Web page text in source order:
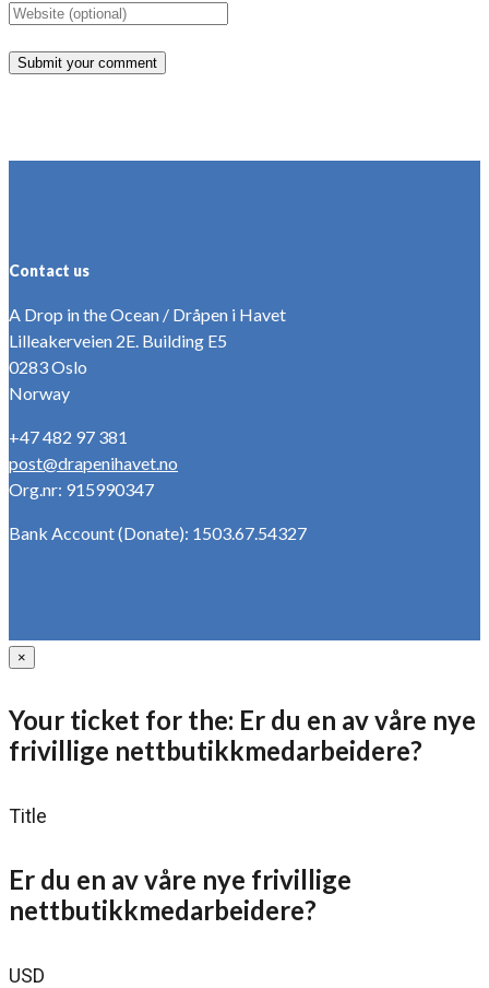
Contact us
A Drop in the Ocean / Dråpen i Havet
Lilleakerveien 2E. Building E5
0283 Oslo
Norway
+47 482 97 381
post@drapenihavet.no
Org.nr: 915990347
Bank Account (Donate): 1503.67.54327
×
Your ticket for the: Er du en av våre nye
frivillige nettbutikkmedarbeidere?
Title
Er du en av våre nye frivillige
nettbutikkmedarbeidere?
USD